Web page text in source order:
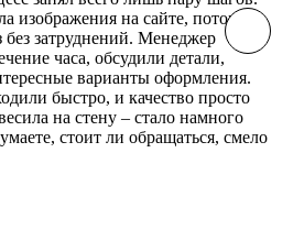
изображения на сайте, потом
без затруднений. Менеджер
часа, обсудили детали,
варианты оформления.
быстро, и качество просто
на стену – стало намного
стоит ли обращаться, смело